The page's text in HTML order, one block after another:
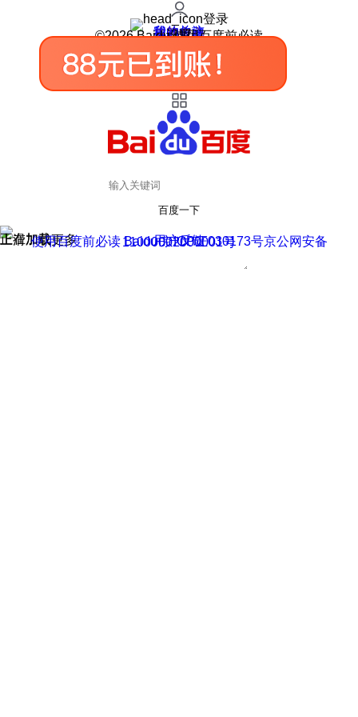
登录
我的关注
我的收藏
皮肤中心
用户反馈
设置
©2026 Baidu 使用百度前必读
百度一下
正在加载
上滑加载更多 用户反馈
使用百度前必读 Baidu 京ICP证030173号
京公网安备11000002000001号